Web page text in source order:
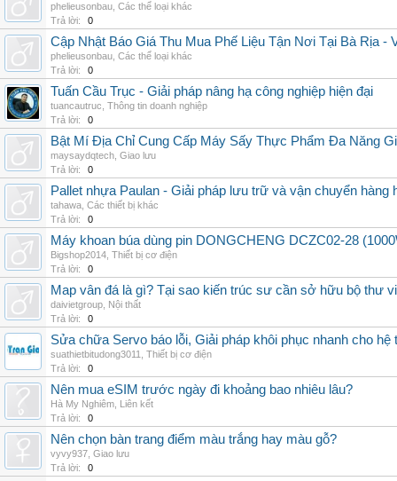
phelieusonbau Các thể loại khác
Trả lời:
0
Cập Nhật Báo Giá Thu Mua Phế Liệu Tận Nơi Tại Bà Rịa -
phelieusonbau Các thể loại khác
Trả lời:
0
Tuấn Cầu Trục - Giải pháp nâng hạ công nghiệp hiện đại
tuancautruc Thông tin doanh nghiệp
Trả lời:
0
Bật Mí Địa Chỉ Cung Cấp Máy Sấy Thực Phẩm Đa Năng
maysaydqtech Giao lưu
Trả lời:
0
Pallet nhựa Paulan - Giải pháp lưu trữ và vận chuyển hàng
tahawa Các thiết bị khác
Trả lời:
0
Máy khoan búa dùng pin DONGCHENG DCZC02-28
Bigshop2014 Thiết bị cơ điện
Trả lời:
0
Map vân đá là gì? Tại sao kiến trúc sư cần sở hữu bộ thư
daivietgroup Nội thất
Trả lời:
0
Sửa chữa Servo báo lỗi, Giải pháp khôi phục nhanh cho hệ
suathietbitudong3011
Thiết bị cơ điện
Trả lời:
0
Nên mua eSIM trước ngày đi khoảng bao nhiêu lâu?
Hà My Nghiêm Liên kết
Trả lời:
0
Nên chọn bàn trang điểm màu trắng hay màu gỗ?
vyvy937 Giao lưu
Trả lời:
0